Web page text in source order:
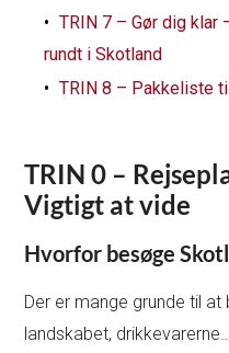
TRIN 7 – Gør dig
rundt i Skotland
TRIN 8 – Pakkeliste
TRIN 0 –
Vigtigt at vide
Hvorfor besøge
Der er mange grunde til
landskabet,